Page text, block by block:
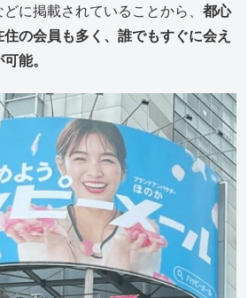
に掲載されていることから、都心
の会員も多く、誰でもすぐに会え
能。